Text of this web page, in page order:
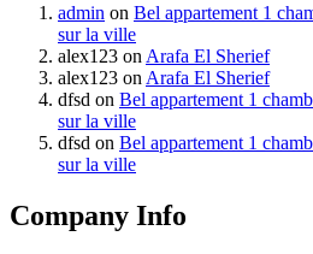
admin on Bel appartement 1
sur la ville
alex123 on Arafa El Sherief
alex123 on Arafa El Sherief
dfsd on Bel appartement 1
sur la ville
dfsd on Bel appartement 1
sur la ville
Company Info